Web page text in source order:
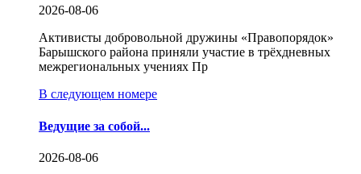
2026-08-06
Активисты добровольной дружины «Правопорядок»
Барышского района приняли участие в трёхдневных
межрегиональных учениях Пр
В следующем номере
Ведущие за собой...
2026-08-06